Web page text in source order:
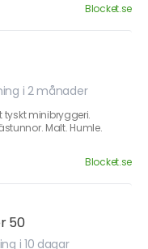
Blocket.se
i 2 månader
tyskt minibryggeri.
Malt. Humle.
Blocket.se
50
i 10 dagar